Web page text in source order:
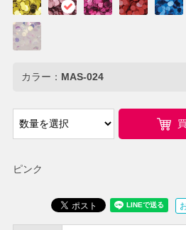
ピンク
カラー： MAS-024